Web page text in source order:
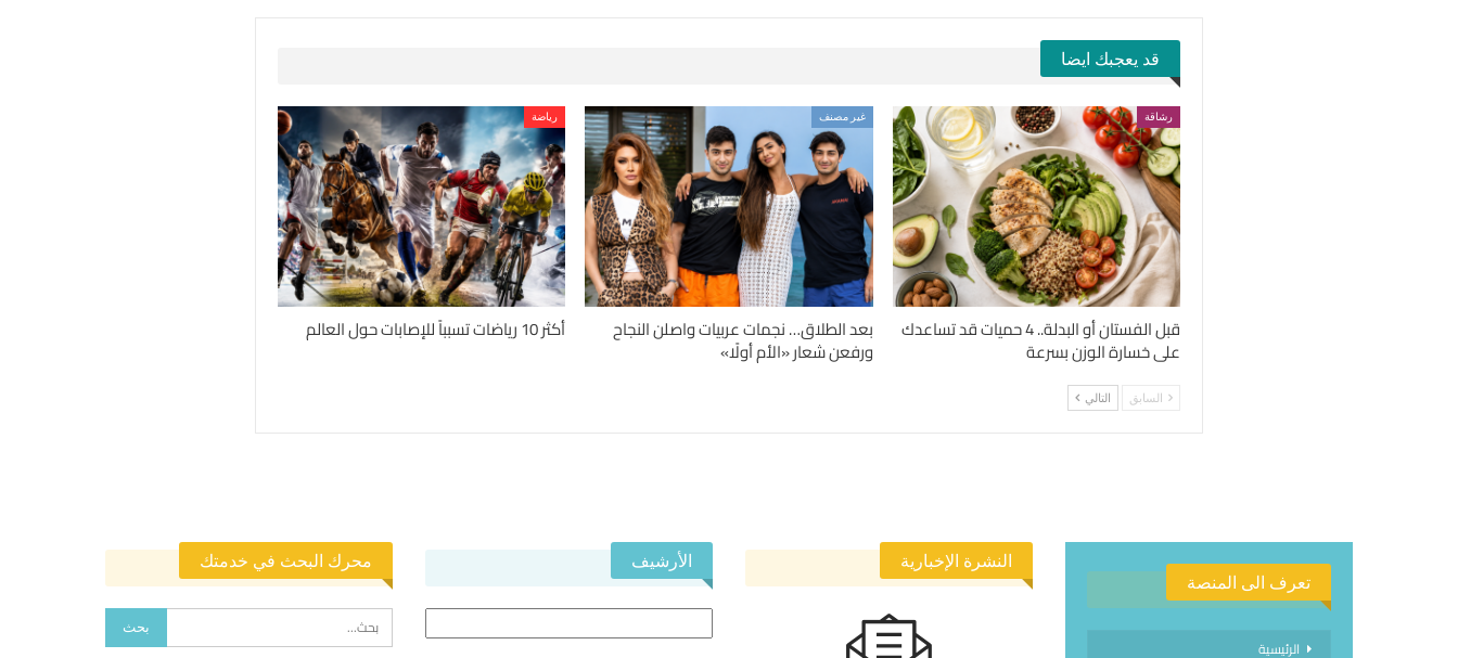
قد يعجبك ايضا
رشاقة
قبل الفستان أو البدلة.. 4 حميات قد تساعدك
على خسارة الوزن بسرعة
غير مصنف
بعد الطلاق… نجمات عربيات واصلن النجاح
ورفعن شعار «الأم أولًا»
رياضة
أكثر 10 رياضات تسبباً للإصابات حول العالم
السابق التالي
تعرف الى المنصة
الرئيسية
النشرة الإخبارية الأرشيف محرك البحث في خدمتك